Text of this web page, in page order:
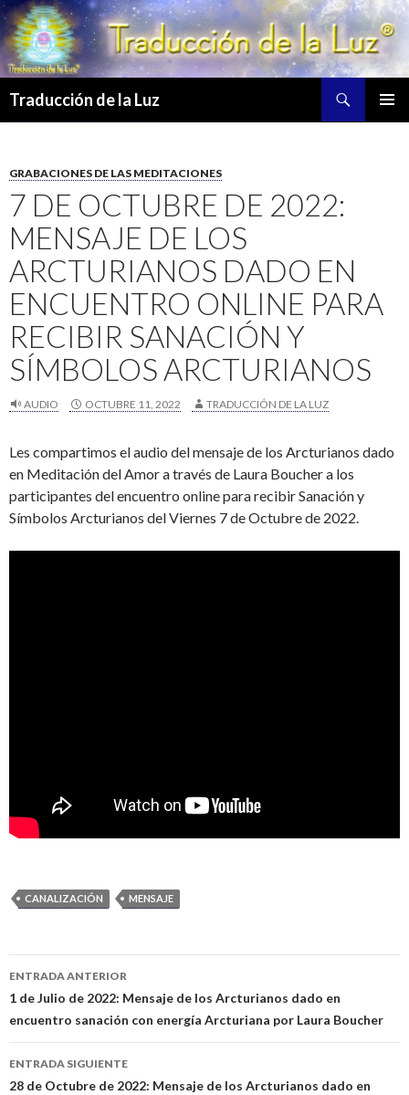
Traducción de la Luz
GRABACIONES DE LAS MEDITACIONES
7 DE OCTUBRE DE 2022:
MENSAJE DE LOS
ARCTURIANOS DADO EN
ENCUENTRO ONLINE PARA
RECIBIR SANACIÓN Y
SÍMBOLOS ARCTURIANOS
AUDIO OCTUBRE 11, 2022 TRADUCCIÓN DE LA LUZ
Les compartimos el audio del mensaje de los Arcturianos dado
en Meditación del Amor a través de Laura Boucher a los
participantes del encuentro online para recibir Sanación y
Símbolos Arcturianos del Viernes 7 de Octubre de 2022.
CANALIZACIÓN MENSAJE
Navegación
de
entradas
ENTRADA ANTERIOR
1 de Julio de 2022: Mensaje de los Arcturianos dado en
encuentro sanación con energía Arcturiana por Laura Boucher
ENTRADA SIGUIENTE
28 de Octubre de 2022: Mensaje de los Arcturianos dado en